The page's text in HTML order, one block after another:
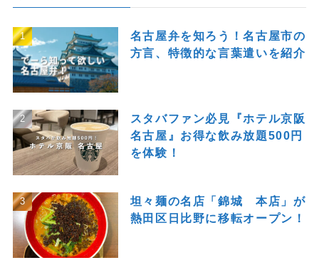
名古屋弁を知ろう！名古屋市の
方言、特徴的な言葉遣いを紹介
スタバファン必見『ホテル京阪
名古屋』お得な飲み放題500円
を体験！
坦々麺の名店「錦城 本店」が
熱田区日比野に移転オープン！